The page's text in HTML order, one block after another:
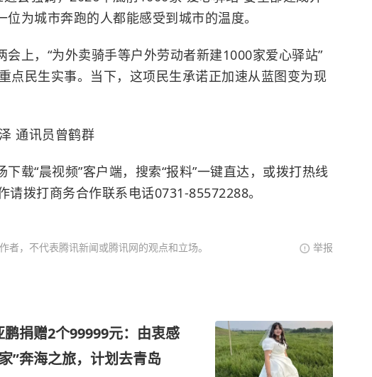
为城市奔跑的人都能感受到城市的温度。
上，“为外卖骑手等户外劳动者新建1000家爱心驿站”
点民生实事。当下，这项民生承诺正加速从蓝图变为现
通讯员曾鹤群
载“晨视频”客户端，搜索“报料”一键直达，或拨打热线
拨打商务合作联系电话0731-85572288。
者，不代表腾讯新闻或腾讯网的观点和立场。 举报
捐赠2个99999元：由衷感
”奔海之旅，计划去青岛